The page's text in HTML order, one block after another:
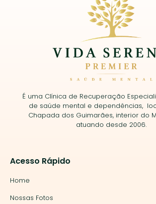
É uma Clínica de Recuperação
de saúde mental e dependências,
Chapada dos Guimarães, interior do
atuando desde 2006.
Acesso Rápido
Home
Nossas Fotos